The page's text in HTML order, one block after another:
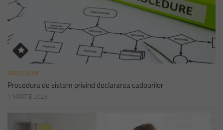
PROCEDURI
Procedura de sistem privind declararea cadourilor
1 MARTIE 2023